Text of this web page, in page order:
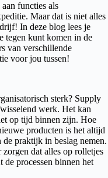
functies als
Maar dat is niet alles
In deze blog lees je
tegen kunt komen in de
van verschillende
voor jou tussen!
sterk? Supply
werk. Het kan
op tijd binnen zijn. Hoe
producten is het altijd
de praktijk in beslag nemen.
dat alles op rolletjes
processen binnen het